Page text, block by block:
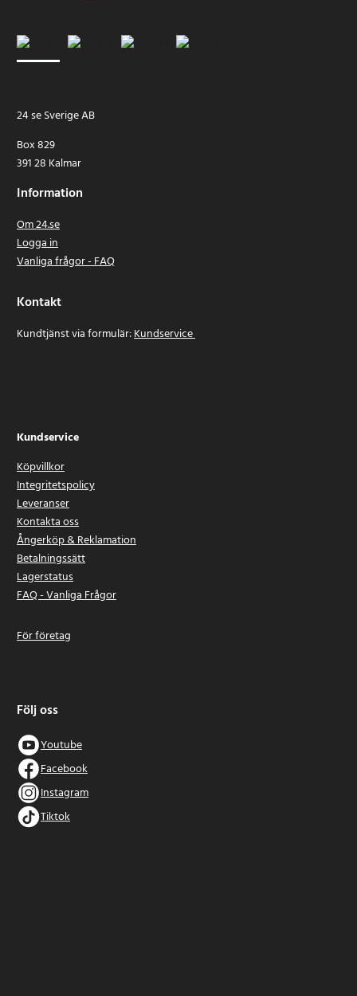
24 se Sverige AB
Box 829
391 28 Kalmar
Information
Om 24.se
Logga in
Vanliga frågor - FAQ
Kontakt
Kundtjänst via formulär:Kundservice
Kundservice
Köpvillkor
Integritetspolicy
Leveranser
Kontakta oss
Ångerköp & Reklamation
Betalningssätt
Lagerstatus
FAQ - Vanliga Frågor
För företag
Följ oss
Youtube
Facebook
Instagram
Tiktok